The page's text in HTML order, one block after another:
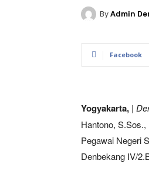
By Admin
Facebook
Yogyakarta, |
Hantono,
Pegawai Negeri
Denbekang IV/